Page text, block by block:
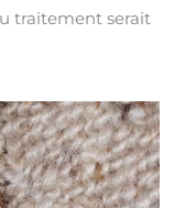
traitement serait